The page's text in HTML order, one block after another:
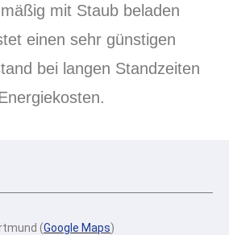
mit Staub beladen
einen sehr günstigen
bei langen Standzeiten
(Google Maps)